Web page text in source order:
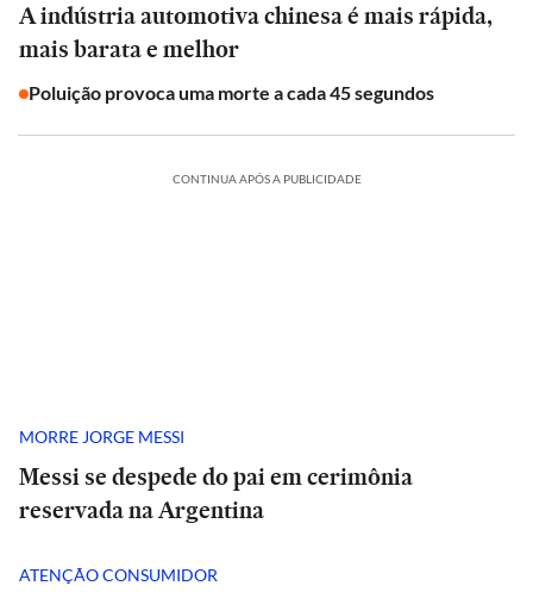
A indústria automotiva chinesa é mais rápida,
mais barata e melhor
Poluição provoca uma morte a cada 45 segundos
CONTINUA APÓS A PUBLICIDADE
MORRE JORGE MESSI
Messi se despede do pai em cerimônia
reservada na Argentina
ATENÇÃO CONSUMIDOR